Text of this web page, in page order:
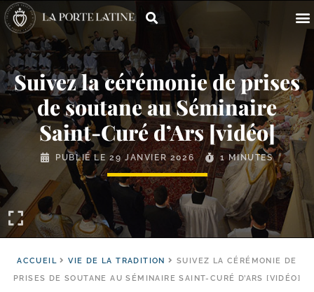
Suivez la cérémonie de prises
de soutane au Séminaire
Saint-​Curé d’Ars [vidéo]
PUBLIÉ LE29 JANVIER 2026 1 MINUTES
ACCUEIL VIE DE LA TRADITION
SUIVEZ LA CÉRÉMONIE DE
PRISES DE SOUTANE AU SÉMINAIRE SAINT-CURÉ D’ARS [VIDÉO]